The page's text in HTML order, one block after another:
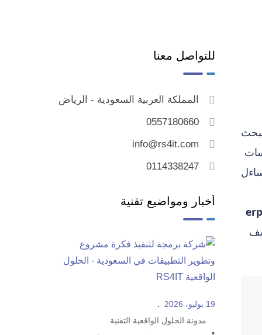
للتواصل معنا
المملكة العربية السعودية - الرياض
0557180660
info@rs4it.com
0114338247
أخبار ومواضيع تقنية
19 يوليو، 2026
مدونة الحلول الواقعية التقنية